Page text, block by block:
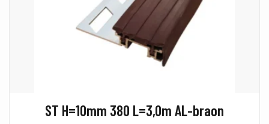
ST H=10mm 380 L=3,0m AL-braon